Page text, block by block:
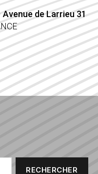
Avenue de Larrieu 31